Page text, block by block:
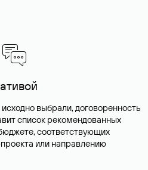
выбрали, договоренность
список рекомендованных
соответствующих
или направлению